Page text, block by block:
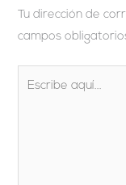
Tu dirección de
campos